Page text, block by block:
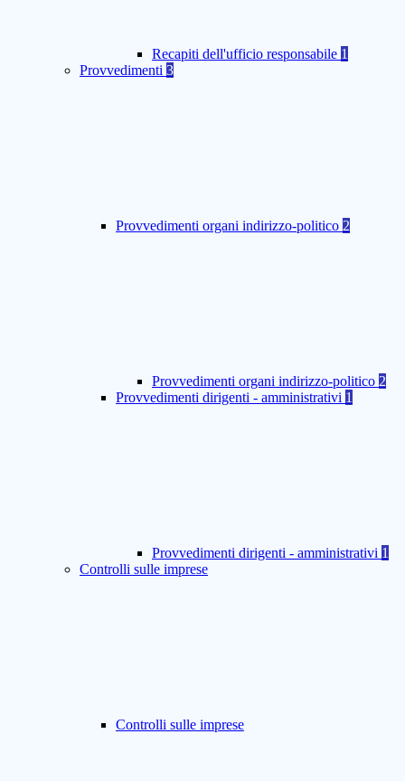
Recapiti dell'ufficio responsabile 1
Provvedimenti 3
Provvedimenti organi indirizzo-politico 2
Provvedimenti organi indirizzo-politico 2
Provvedimenti dirigenti - amministrativi 1
Provvedimenti dirigenti - amministrativi 1
Controlli sulle imprese
Controlli sulle imprese